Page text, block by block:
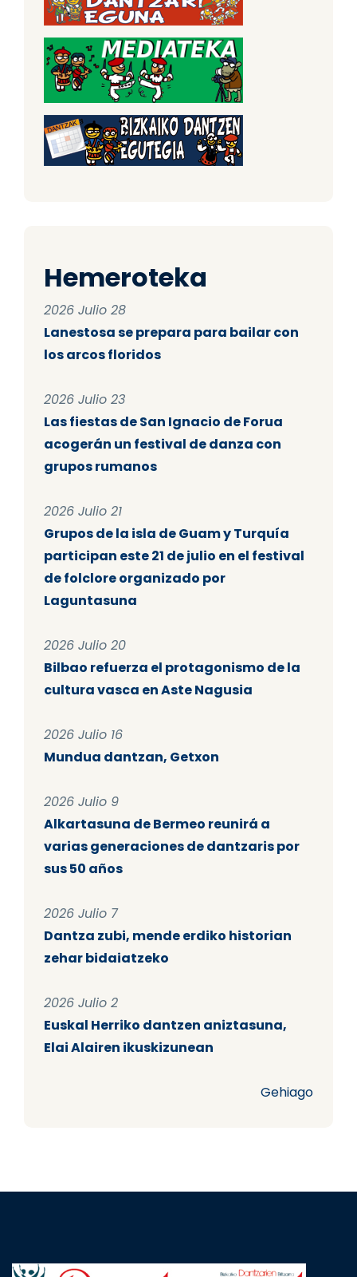
Hemeroteka
2026 Julio 28
Lanestosa se prepara para bailar con
los arcos floridos
2026 Julio 23
Las fiestas de San Ignacio de Forua
acogerán un festival de danza con
grupos rumanos
2026 Julio 21
Grupos de la isla de Guam y Turquía
participan este 21 de julio en el festival
de folclore organizado por
Laguntasuna
2026 Julio 20
Bilbao refuerza el protagonismo de la
cultura vasca en Aste Nagusia
2026 Julio 16
Mundua dantzan, Getxon
2026 Julio 9
Alkartasuna de Bermeo reunirá a
varias generaciones de dantzaris por
sus 50 años
2026 Julio 7
Dantza zubi, mende erdiko historian
zehar bidaiatzeko
2026 Julio 2
Euskal Herriko dantzen aniztasuna,
Elai Alairen ikuskizunean
Gehiago